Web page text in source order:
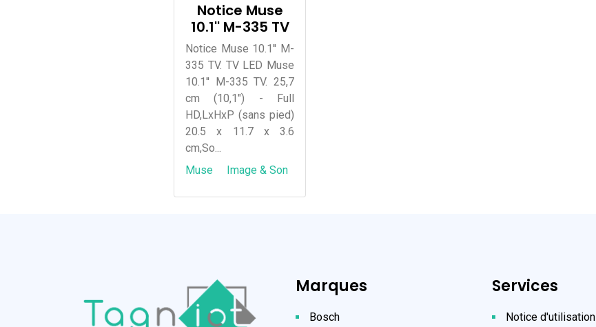
Notice Muse
10.1'' M-335 TV
Notice Muse 10.1'' M-
335 TV. TV LED Muse
10.1'' M-335 TV. 25,7
cm (10,1") - Full
HD,LxHxP (sans pied)
20.5 x 11.7 x 3.6
cm,So...
Muse
Image & Son
Marques
Bosch
Services
Notice d'utilisation